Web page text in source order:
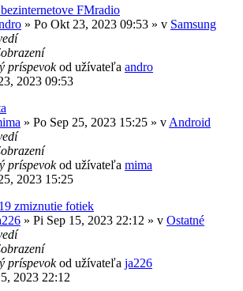
FMradio
» Po Okt 23, 2023 09:53 » v Samsung
príspevokod užívateľa andro
2023 09:53
» Po Sep 25, 2023 15:25 » v Android
príspevokod užívateľa mima
2023 15:25
zmiznutie fotiek
» Pi Sep 15, 2023 22:12 » v Ostatné
príspevokod užívateľa ja226
2023 22:12